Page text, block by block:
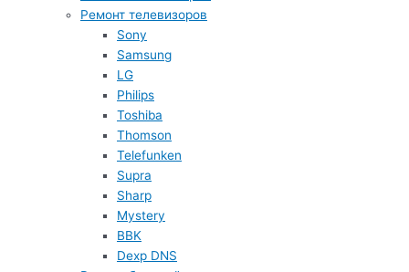
Ремонт телевизоров
Sony
Samsung
LG
Philips
Toshiba
Thomson
Telefunken
Supra
Sharp
Mystery
BBK
Dexp DNS